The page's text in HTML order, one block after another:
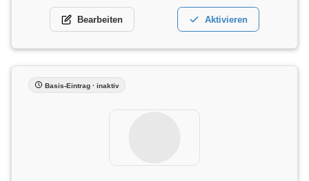
Bearbeiten Aktivieren
Basis-Eintrag · inaktiv